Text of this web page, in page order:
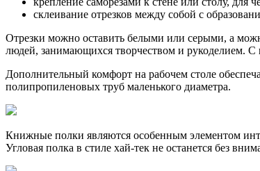
склеивание отрезков между собой с
Отрезки можно оставить белыми или серыми, а
людей, занимающихся творчеством и рукоделием. С
Дополнительный комфорт на рабочем столе
полипропиленовых труб маленького диаметра.
Книжные полки являются особенным элементом
Угловая полка в стиле хай-тек не останется без